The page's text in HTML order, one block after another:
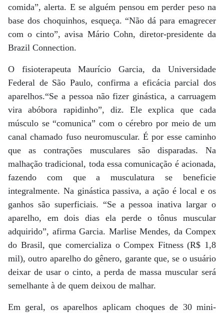
comida”, alerta. E se alguém pensou em perder peso na
base dos choquinhos, esqueça. “Não dá para emagrecer
com o cinto”, avisa Mário Cohn, diretor-presidente da
Brazil Connection.
O fisioterapeuta Maurício Garcia, da Universidade
Federal de São Paulo, confirma a eficácia parcial dos
aparelhos.“Se a pessoa não fizer ginástica, a carruagem
vira abóbora rapidinho”, diz. Ele explica que cada
músculo se “comunica” com o cérebro por meio de um
canal chamado fuso neuromuscular. É por esse caminho
que as contrações musculares são disparadas. Na
malhação tradicional, toda essa comunicação é acionada,
fazendo com que a musculatura se beneficie
integralmente. Na ginástica passiva, a ação é local e os
ganhos são superficiais. “Se a pessoa inativa largar o
aparelho, em dois dias ela perde o tônus muscular
adquirido”, afirma Garcia. Marlise Mendes, da Compex
do Brasil, que comercializa o Compex Fitness (R$ 1,8
mil), outro aparelho do gênero, garante que, se o usuário
deixar de usar o cinto, a perda de massa muscular será
semelhante à de quem deixou de malhar.
Em geral, os aparelhos aplicam choques de 30 mini-